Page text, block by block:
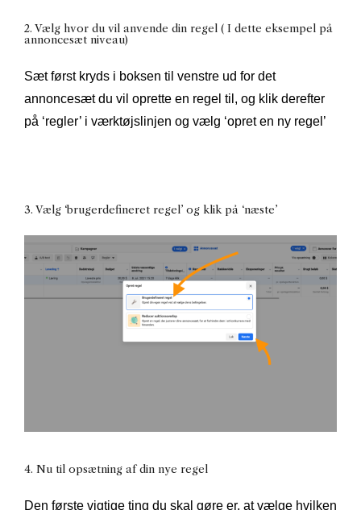
2. Vælg hvor du vil anvende din regel ( I dette eksempel på
annoncesæt niveau)
Sæt først kryds i boksen til venstre ud for det
annoncesæt du vil oprette en regel til, og klik derefter
på ‘regler’ i værktøjslinjen og vælg ‘opret en ny regel’
3. Vælg ‘brugerdefineret regel’ og klik på ‘næste’
4. Nu til opsætning af din nye regel
Den første vigtige ting du skal gøre er, at vælge hvilken